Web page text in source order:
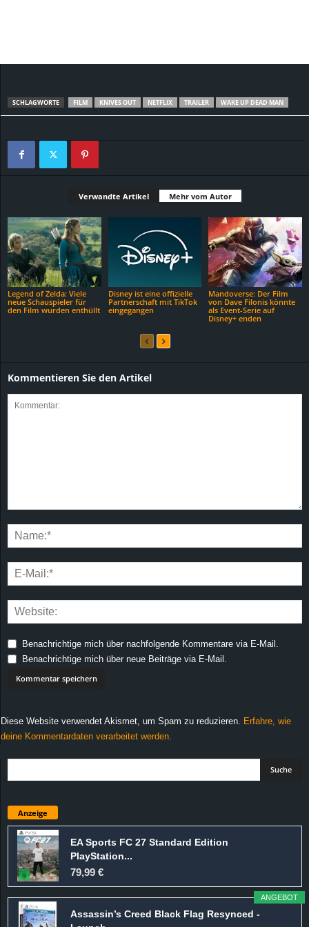
SCHLAGWORTE FILM KNIVES OUT NETFLIX TRAILER WAKE UP DEAD MAN
Verwandte Artikel Mehr vom Autor
Legend of Zelda: Viele
neue Schauspieler für
den Film wurden enthüllt
Disney ist eine offizielle
Partnerschaft mit TikTok
eingegangen
Mandoverse: Der Film
von Dave Filonis könnte
als Event-Serie auf
Disney+ enden
Kommentieren Sie den Artikel
Benachrichtige mich über nachfolgende Kommentare via E-Mail.
Benachrichtige mich über neue Beiträge via E-Mail.
Diese Website verwendet Akismet, um Spam zu reduzieren. Erfahre, wie
deine Kommentardaten verarbeitet werden.
Anzeige
EA Sports FC 27 Standard Edition
PlayStation...
79,99 €
ANGEBOT
Assassin’s Creed Black Flag Resynced -